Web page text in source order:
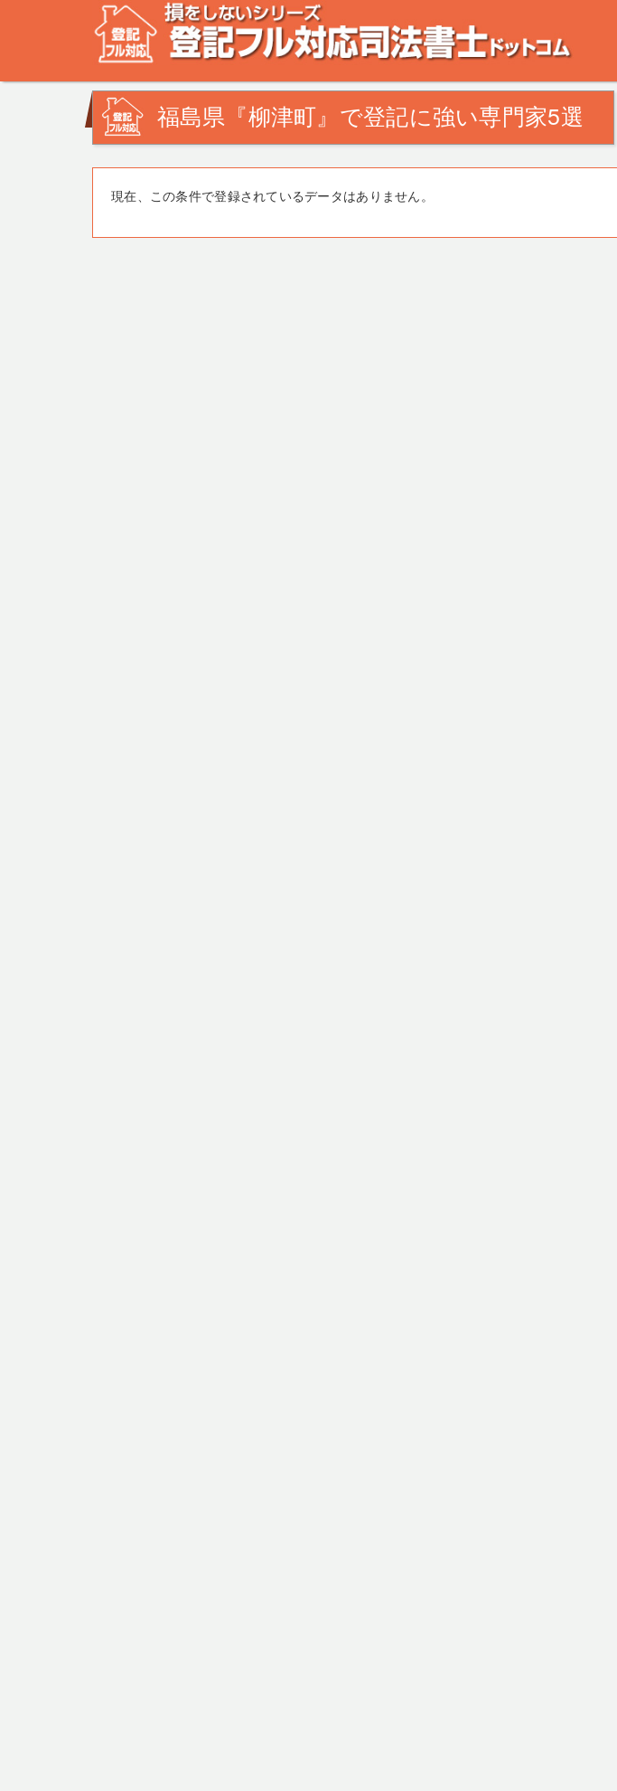
不動産登記の相談なら、登記フル対応司法書士ドットコム。田舎の空き家・空き地の対策でお悩み
みを司法書士・土地家屋調査士が解決致します！
福島県『柳津町』で登記に強い専門家5選
現在、この条件で登録されているデータはありません。